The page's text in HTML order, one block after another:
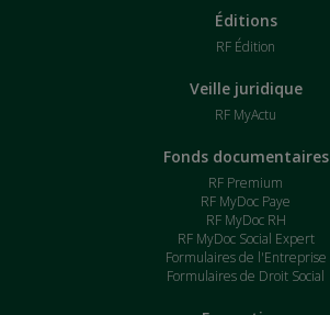
Éditions
RF Édition
Veille juridique
RF MyActu
Fonds documentaires
RF Premium
RF MyDoc Paye
RF MyDoc RH
RF MyDoc Social Expert
Formulaires de l'Entreprise
Formulaires de Droit Social